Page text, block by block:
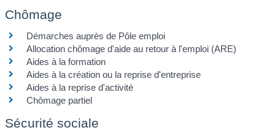
Chômage
Démarches auprès de Pôle emploi
Allocation chômage d'aide au retour à l'emploi (ARE)
Aides à la formation
Aides à la création ou la reprise d'entreprise
Aides à la reprise d'activité
Chômage partiel
Sécurité sociale